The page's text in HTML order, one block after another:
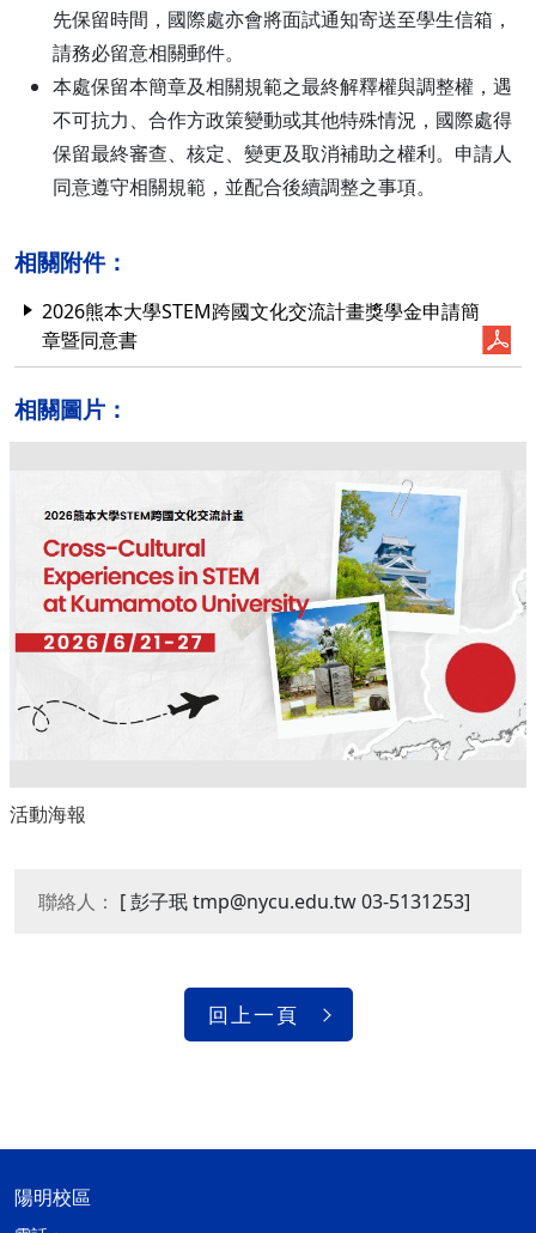
先保留時間，國際處亦會將面試通知寄送至學生信箱，
請務必留意相關郵件。
本處保留本簡章及相關規範之最終解釋權與調整權，遇
不可抗力、合作方政策變動或其他特殊情況，國際處得
保留最終審查、核定、變更及取消補助之權利。申請人
同意遵守相關規範，並配合後續調整之事項。
相關附件：
2026熊本大學STEM跨國文化交流計畫獎學金申請簡
章暨同意書
相關圖片：
活動海報
聯絡人： [ 彭子珉 tmp@nycu.edu.tw 03-5131253]
回上一頁
陽明校區